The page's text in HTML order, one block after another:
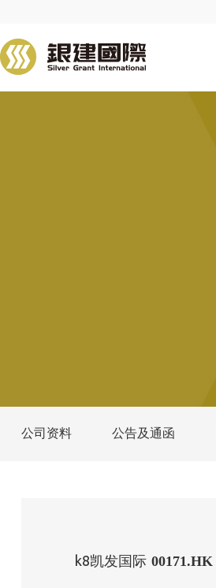
公司资料 公告及通函
k8凯发国际 00171.HK